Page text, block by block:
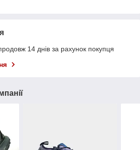
14 днів за рахунок покупця